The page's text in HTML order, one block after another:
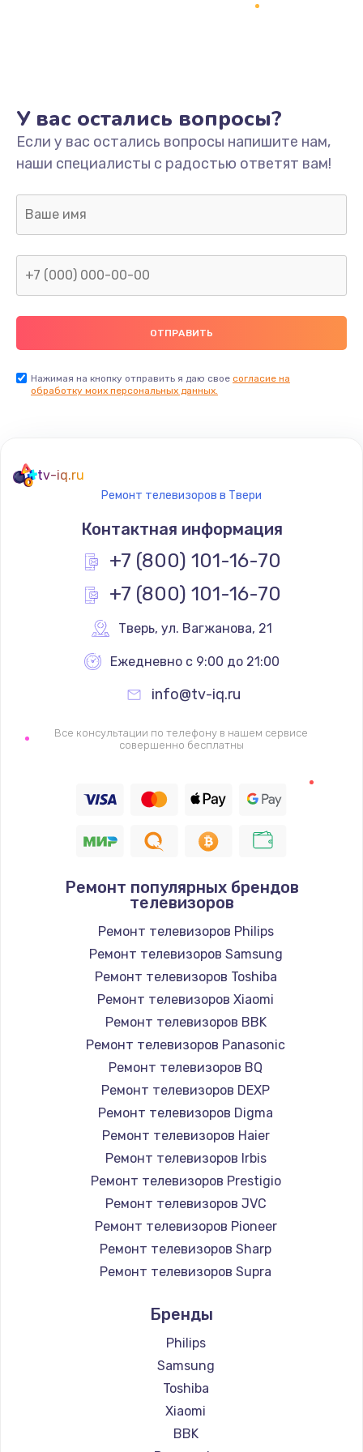
Не включается
1400 руб.
Заказать
Нет звука
800 руб.
Не видит флешку
400 руб.
Заказать
900 руб.
Заказать
900 руб.
Заказать
Не работает
1400 руб.
Восстановление цепи питания, пайка
Заказать
Программный ремонт/прошивка
Замена Bluetooth/Wi-Fi модуля
Заказать
Замена картридера
890 руб.
Заказать
Замена микросхемы NFC
1100 руб.
Заказать
Замена шим-контроллера
Заказать
Настройка Wi-Fi
1030 руб.
Заказать
У вас остались вопросы?
Если у вас остались вопросы напишите нам,
наши специалисты с радостью ответят вам!
Нажимая на кнопку отправить я даю свое согласие на
обработку моих персональных данных.
tv-iq.ru
Ремонт телевизоров в Твери
Контактная информация
+7 (800) 101-16-70
+7 (800) 101-16-70
Тверь, ул. Вагжанова, 21
Ежедневно с 9:00 до 21:00
info@tv-iq.ru
Все консультации по телефону в нашем сервисе
совершенно бесплатны
Ремонт популярных брендов
телевизоров
Ремонт телевизоров Philips
Ремонт телевизоров Samsung
Ремонт телевизоров Toshiba
Ремонт телевизоров Xiaomi
Ремонт телевизоров BBK
Ремонт телевизоров Panasonic
Ремонт телевизоров BQ
Ремонт телевизоров DEXP
Ремонт телевизоров Digma
Ремонт телевизоров Haier
Ремонт телевизоров Irbis
Ремонт телевизоров Prestigio
Ремонт телевизоров JVC
Ремонт телевизоров Pioneer
Ремонт телевизоров Sharp
Ремонт телевизоров Supra
Ремонт телевизоров Hisense
Ремонт телевизоров Daewoo
Ремонт телевизоров Centek
Ремонт телевизоров Telefunken
Ремонт телевизоров Hyundai
Ремонт телевизоров Doffler
Бренды
Philips
Samsung
Toshiba
Xiaomi
BBK